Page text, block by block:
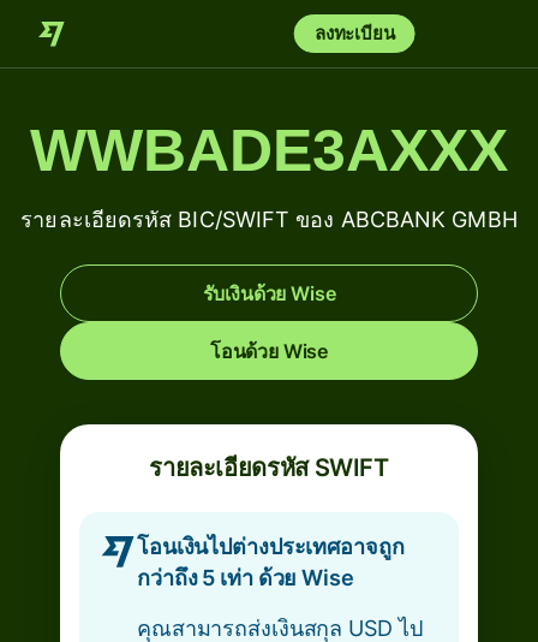
ลงทะเบียน
WWBADE3AXXX
รายละเอียดรหัส BIC/SWIFT ของ ABCBANK GMBH
รับเงินด้วย Wise
โอนด้วย Wise
รายละเอียดรหัส SWIFT
โอนเงินไปต่างประเทศอาจถูก
กว่าถึง 5 เท่า ด้วย Wise
คุณสามารถส่งเงินสกุล USD ไป